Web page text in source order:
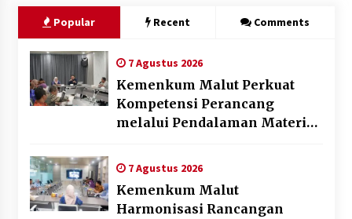
Popular Recent Comments
7 Agustus 2026
Kemenkum Malut Perkuat
Kompetensi Perancang
melalui Pendalaman Materi
Daerah
7 Agustus 2026
Kemenkum Malut
Harmonisasi Rancangan